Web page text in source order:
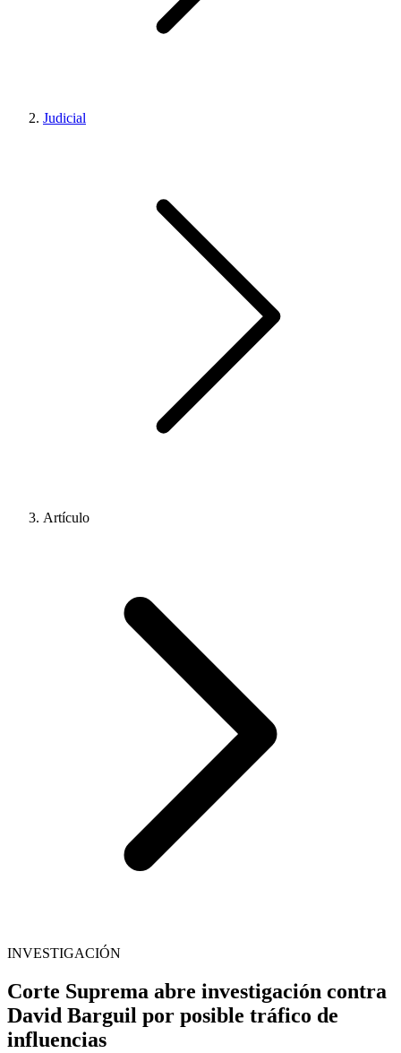
Judicial
Artículo
INVESTIGACIÓN
Corte Suprema abre investigación contra
David Barguil por posible tráfico de
influencias